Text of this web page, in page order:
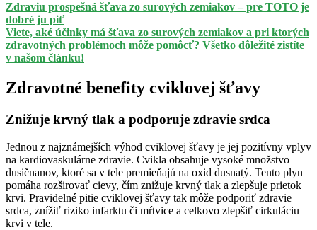
Zdraviu prospešná šťava zo surových zemiakov – pre TOTO je
dobré ju piť
Viete, aké účinky má šťava zo surových zemiakov a pri ktorých
zdravotných problémoch môže pomôcť? Všetko dôležité zistíte
v našom článku!
Zdravotné benefity cviklovej šťavy
Znižuje krvný tlak a podporuje zdravie srdca
Jednou z najznámejších výhod cviklovej šťavy je jej pozitívny vplyv
na kardiovaskulárne zdravie. Cvikla obsahuje vysoké množstvo
dusičnanov, ktoré sa v tele premieňajú na oxid dusnatý. Tento plyn
pomáha rozširovať cievy, čím znižuje krvný tlak a zlepšuje prietok
krvi. Pravidelné pitie cviklovej šťavy tak môže podporiť zdravie
srdca, znížiť riziko infarktu či mŕtvice a celkovo zlepšiť cirkuláciu
krvi v tele.